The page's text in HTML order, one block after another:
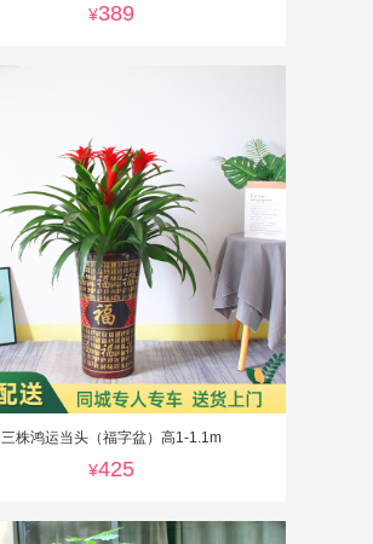
¥389
三株鸿运当头（福字盆）高1-1.1m
¥425